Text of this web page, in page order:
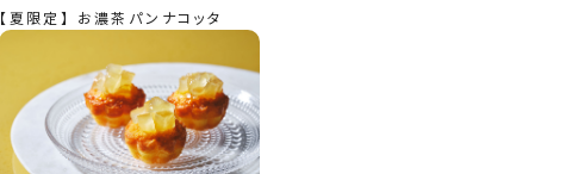
【夏限定】 お濃茶パンナコッタ